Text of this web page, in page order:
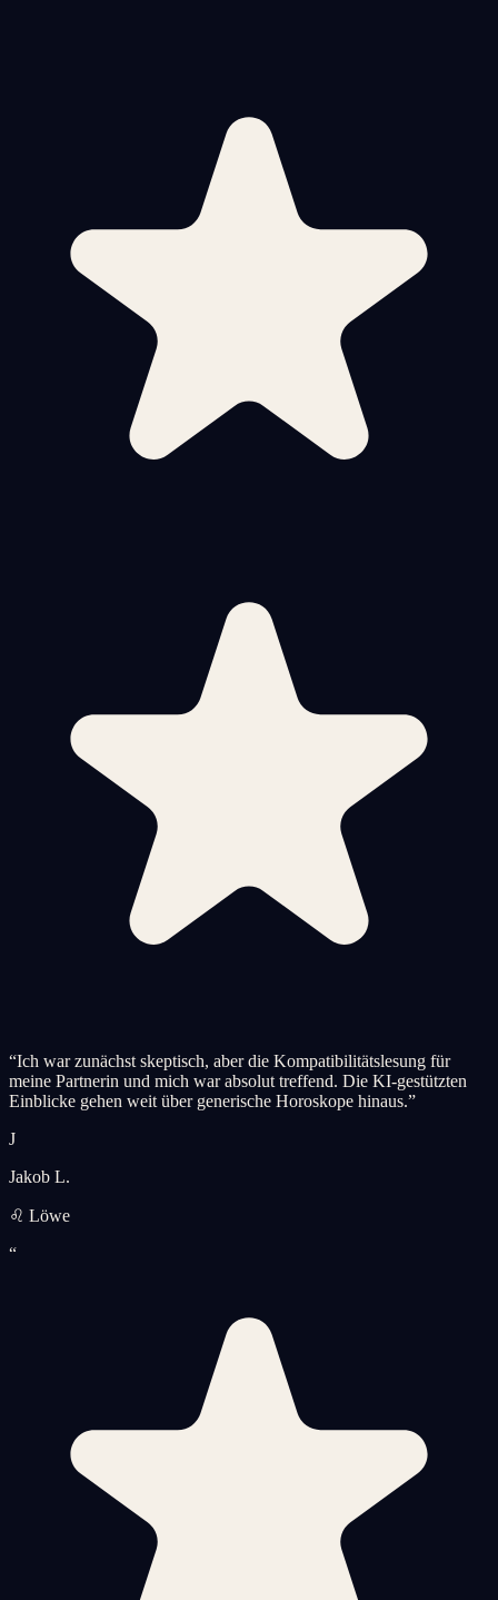
“Ich war zunächst skeptisch, aber die Kompatibilitätslesung für
meine Partnerin und mich war absolut treffend. Die KI-gestützten
Einblicke gehen weit über generische Horoskope hinaus.”
J
Jakob L.
♌ Löwe
“